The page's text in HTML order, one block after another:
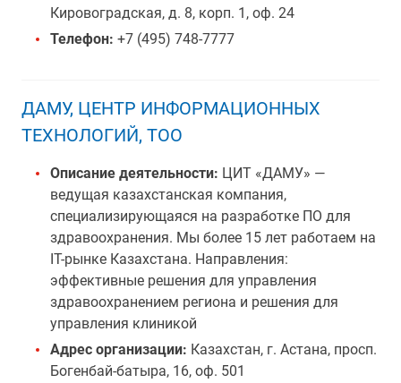
Кировоградская, д. 8, корп. 1, оф. 24
Телефон: +7 (495) 748-7777
ДАМУ, ЦЕНТР ИНФОРМАЦИОННЫХ
ТЕХНОЛОГИЙ, ТОО
Описание деятельности: ЦИТ «ДАМУ» —
ведущая казахстанская компания,
специализирующаяся на разработке ПО для
здравоохранения. Мы более 15 лет работаем на
IT-рынке Казахстана. Направления:
эффективные решения для управления
здравоохранением региона и решения для
управления клиникой
Адрес организации: Казахстан, г. Астана, просп.
Богенбай-батыра, 16, оф. 501